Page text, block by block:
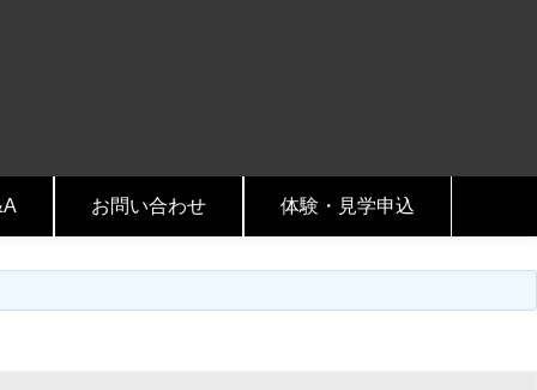
お問い合わせ 体験・見学申込